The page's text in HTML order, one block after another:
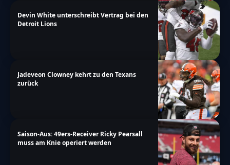
Devin White unterschreibt Vertrag bei den
Detroit Lions
Jadeveon Clowney kehrt zu den Texans
zurück
Saison-Aus: 49ers-Receiver Ricky Pearsall
muss am Knie operiert werden